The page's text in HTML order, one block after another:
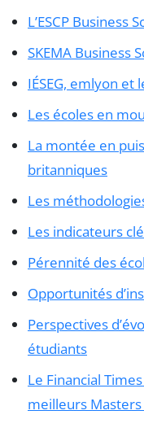
L’ESCP Business
SKEMA Business
IÉSEG, emlyon et
Les écoles en
La montée en
britanniques
Les
Les indicateurs
Pérennité des
Opportunités
Perspectives
étudiants
Le Financial
meilleurs